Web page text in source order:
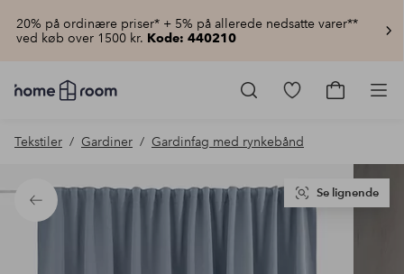
20% på ordinære priser* + 5% på allerede nedsatte varer**
ved køb over 1500 kr. Kode: 440210
Homeroom
–
hjemmet
pris
Gå
produkter
Gå
Tekstiler Gardiner Gardinfag med rynkebånd
Tilbage
Se lignende